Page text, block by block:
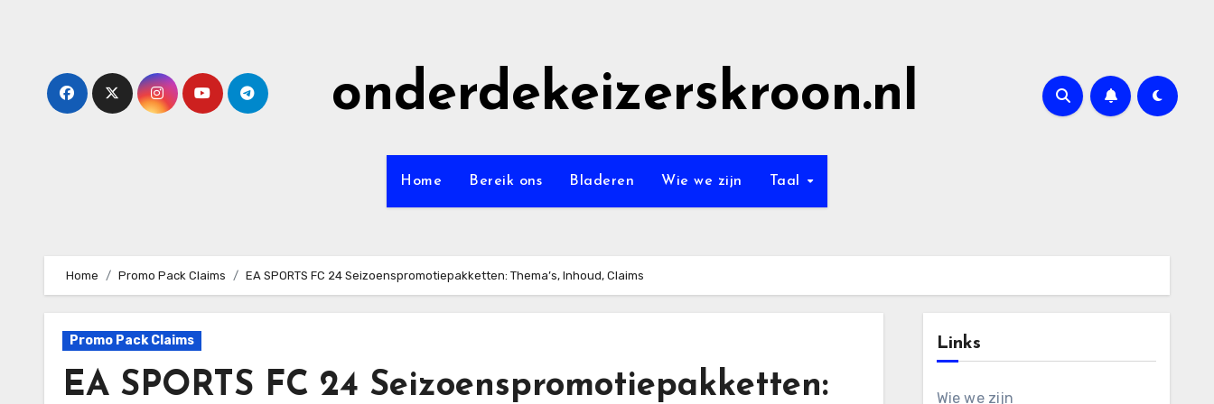
onderdekeizerskroon.nl
Home Bereik ons Bladeren Wie we zijn Taal
Home Promo Pack Claims EA SPORTS FC 24 Seizoenspromotiepakketten: Thema’s, Inhoud, Claims
Promo Pack Claims
EA SPORTS FC 24 Seizoenspromotiepakketten:
Links
Wie we zijn